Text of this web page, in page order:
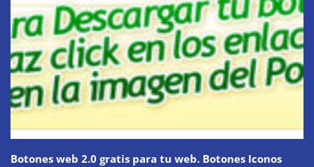
Botones web 2.0 gratis para tu web. Botones Iconos